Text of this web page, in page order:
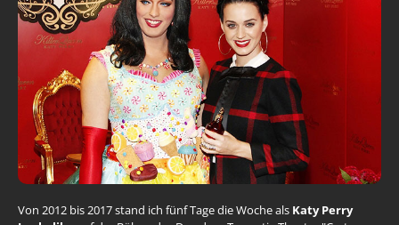
Von 2012 bis 2017 stand ich fünf Tage die Woche als Katy Perry